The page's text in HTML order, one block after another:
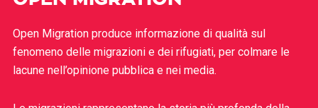
Open Migration produce informazione di qualità sul
fenomeno delle migrazioni e dei rifugiati, per colmare le
lacune nell’opinione pubblica e nei media.